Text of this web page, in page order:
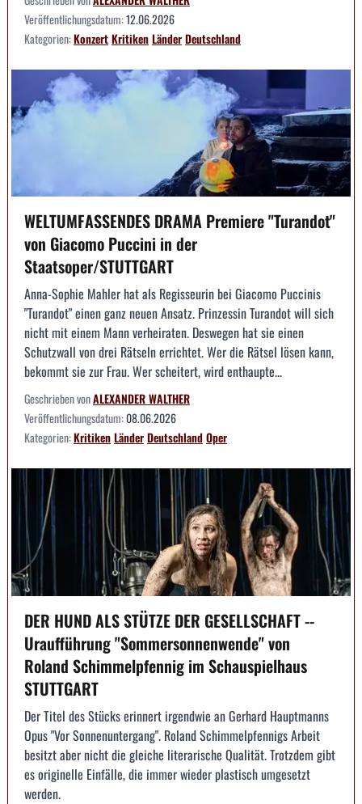
Veröffentlichungsdatum:12.06.2026
Kategorien:KonzertKritikenLänderDeutschland
WELTUMFASSENDES DRAMA Premiere "Turandot"
von Giacomo Puccini in der
Staatsoper/STUTTGART
Anna-Sophie Mahler hat als Regisseurin bei Giacomo Puccinis
"Turandot" einen ganz neuen Ansatz. Prinzessin Turandot will sich
nicht mit einem Mann verheiraten. Deswegen hat sie einen
Schutzwall von drei Rätseln errichtet. Wer die Rätsel lösen kann,
bekommt sie zur Frau. Wer scheitert, wird enthaupte...
Geschrieben vonALEXANDER WALTHER
Veröffentlichungsdatum:08.06.2026
Kategorien:KritikenLänderDeutschlandOper
DER HUND ALS STÜTZE DER GESELLSCHAFT --
Uraufführung "Sommersonnenwende" von
Roland Schimmelpfennig im Schauspielhaus
STUTTGART
Der Titel des Stücks erinnert irgendwie an Gerhard Hauptmanns
Opus "Vor Sonnenuntergang". Roland Schimmelpfennigs Arbeit
besitzt aber nicht die gleiche literarische Qualität. Trotzdem gibt
es originelle Einfälle, die immer wieder plastisch umgesetzt
werden.